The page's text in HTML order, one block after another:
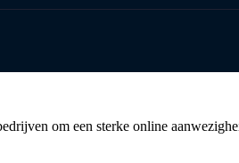
om een sterke online